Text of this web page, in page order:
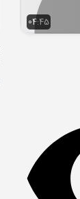
04:45